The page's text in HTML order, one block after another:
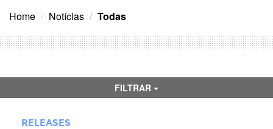
Home Notícias Todas
FILTRAR
RELEASES